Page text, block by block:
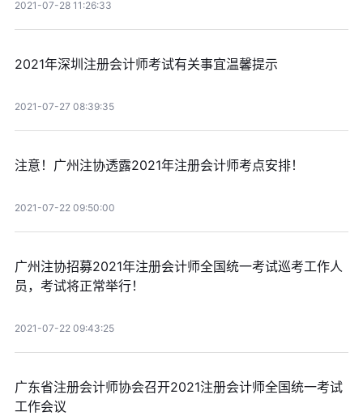
2021-07-28 11:26:33
2021年深圳注册会计师考试有关事宜温馨提示
2021-07-27 08:39:35
注意！广州注协透露2021年注册会计师考点安排！
2021-07-22 09:50:00
广州注协招募2021年注册会计师全国统一考试巡考工作人
员，考试将正常举行！
2021-07-22 09:43:25
广东省注册会计师协会召开2021注册会计师全国统一考试
工作会议